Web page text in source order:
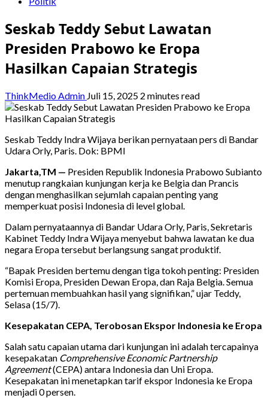
Seskab Teddy Sebut Lawatan
Presiden Prabowo ke Eropa
Hasilkan Capaian Strategis
ThinkMedio Admin Juli 15, 2025 2 minutes read
Seskab Teddy Indra Wijaya berikan pernyataan pers di Bandar
Udara Orly, Paris. Dok: BPMI
Jakarta,TM — Presiden Republik Indonesia Prabowo Subianto
menutup rangkaian kunjungan kerja ke Belgia dan Prancis
dengan menghasilkan sejumlah capaian penting yang
memperkuat posisi Indonesia di level global.
Dalam pernyataannya di Bandar Udara Orly, Paris, Sekretaris
Kabinet Teddy Indra Wijaya menyebut bahwa lawatan ke dua
negara Eropa tersebut berlangsung sangat produktif.
“Bapak Presiden bertemu dengan tiga tokoh penting: Presiden
Komisi Eropa, Presiden Dewan Eropa, dan Raja Belgia. Semua
pertemuan membuahkan hasil yang signifikan,” ujar Teddy,
Selasa (15/7).
Kesepakatan CEPA, Terobosan Ekspor Indonesia ke Eropa
Salah satu capaian utama dari kunjungan ini adalah tercapainya
kesepakatan Comprehensive Economic Partnership
Agreement(CEPA) antara Indonesia dan Uni Eropa.
Kesepakatan ini menetapkan tarif ekspor Indonesia ke Eropa
menjadi 0 persen.